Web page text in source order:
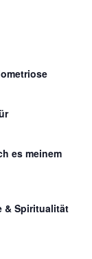
es meinem
& Spiritualität